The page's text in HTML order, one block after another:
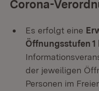
Corona-
Es erfolgt eine
Öffnungsstufen 1
der jeweiligen
Personen im